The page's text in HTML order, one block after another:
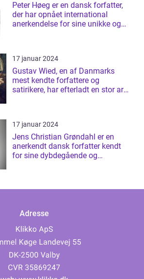
Peter Høeg er en dansk forfatter,
der har opnået international
anerkendelse for sine unikke og
17 januar 2024
Gustav Wied, en af Danmarks
mest kendte forfattere og
satirikere, har efterladt en stor arv
17 januar 2024
Jens Christian Grøndahl er en
anerkendt dansk forfatter kendt
for sine dybdegående og
Adresse